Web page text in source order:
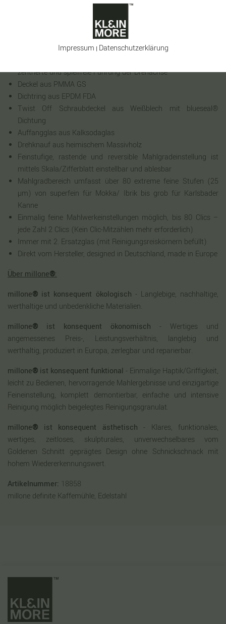
Professionelles, hochpräzises und gehärtetes Mahlwerk präzise
zentrierte und spielfreie Führung der Drehachse
Deckel aus PMMA GS
Dichtring aus EPDM FDA
Twist Off Schraubdeckel aus Weißblech mit blueseal®
Dichtung
Auffangglas aus Kalksodaglas
Drehknauf aus heimischem Massivholz
Feinstufige, rastende und reversible Mahlgradeinstellung ist
mittels Skala/Zifferblatt einstellbar und ablesbar
Mahlgradbereich umfasst über 80 extreme feine Stufen (25
µm) von superfein für Mokka/ Ibrik bis grob für Karlsbader
Kanne
Einmalig feine Mahlwerkeinstellungen möglich, bis 80 Clics –
jede Zahl 2 Clics (Kein Clic-Mitzählen mehr erforderlich)
Immer mit 2. Ersatzglas (mit Reinigungsreiskörnern befüllt)
Direkt vom Hersteller, designed in Deutschland, made in Europe
Über millone®:
millone® ist konsequent ökologisch - Langlebige, nachhaltige,
werthaltige und unbedenkliche Materialien.
millone® ist konsequent ökonomisch - Wertiges und
angemessenes Preis-, Leistungsverhältnis, langlebig und
werthaltig, produziert in Europa, zerlegbar und reparierbar.
millone® ist konsequent funktional - Einmalige Haptik/Griffigkeit,
leicht zu Bedienen, hervorragende Mahlergebnisse und einzigartige
Feineinstellung, komplett demontierbar, einfache und intensive
Reinigung möglich beigelegtes Reinigungsgranulat.
millone® ist konsequent ästhetisch - Klares, funktionales,
wertiges, zeitloses, skulpturales, unverwechselbares vom
Goldenen Schnitt geprägtes Design ohne Schnickschnack mit
hohem Wiedererkennungswert.
Artikelnummer: 18858
millone definite Kaffemühle, Edelstahl
Impressum | Daten­schutz­erklärung